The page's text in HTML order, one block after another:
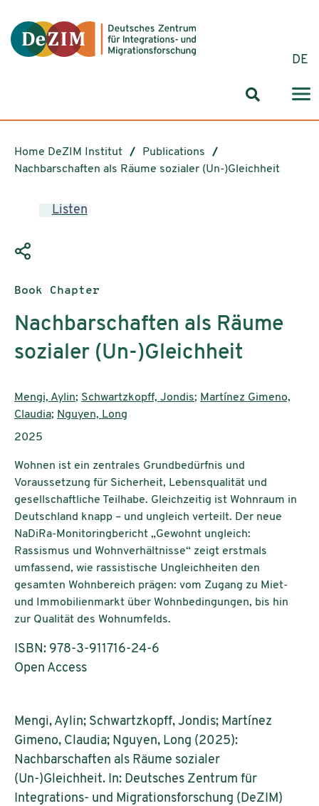
DE
Search
Home DeZIM Institut
Publications
Nachbarschaften als Räume sozialer (Un-)Gleichheit
Listen
Publication type:
Book Chapter
Nachbarschaften als Räume
sozialer (Un-)Gleichheit
Authors:
Mengi, Aylin; Schwartzkopff, Jondis; Martínez Gimeno,
Claudia; Nguyen, Long
Publication year:
2025
Wohnen ist ein zentrales Grundbedürfnis und
Voraussetzung für Sicherheit, Lebensqualität und
gesellschaftliche Teilhabe. Gleichzeitig ist Wohnraum in
Deutschland knapp – und ungleich verteilt. Der neue
NaDiRa-Monitoringbericht „Gewohnt ungleich:
Rassismus und Wohnverhältnisse“ zeigt erstmals
umfassend, wie rassistische Ungleichheiten den
gesamten Wohnbereich prägen: vom Zugang zu Miet-
und Immobilienmarkt über Wohnbedingungen, bis hin
zur Qualität des Wohnumfelds.
ISBN: 978-3-911716-24-6
Open Access
Mengi, Aylin; Schwartzkopff, Jondis; Martínez
Gimeno, Claudia; Nguyen, Long (2025):
Nachbarschaften als Räume sozialer
(Un-)Gleichheit. In: Deutsches Zentrum für
Integrations- und Migrationsforschung (DeZIM)